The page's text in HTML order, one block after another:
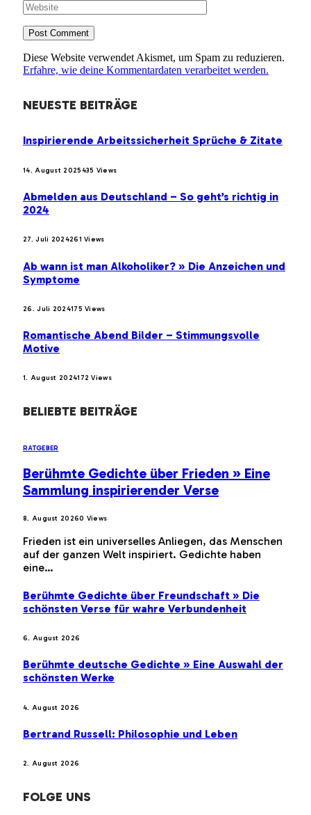
Diese Website verwendet Akismet, um Spam zu reduzieren.
Erfahre, wie deine Kommentardaten verarbeitet werden.
NEUESTE BEITRÄGE
Inspirierende Arbeitssicherheit Sprüche & Zitate
14. August 2025435 Views
Abmelden aus Deutschland – So geht’s richtig in
2024
27. Juli 2024261Views
Ab wann ist man Alkoholiker? » Die Anzeichen und
Symptome
26. Juli 2024175Views
Romantische Abend Bilder – Stimmungsvolle
Motive
1. August 2024172Views
BELIEBTE BEITRÄGE
RATGEBER
Berühmte Gedichte über Frieden » Eine
Sammlung inspirierender Verse
8. August 20260 Views
Frieden ist ein universelles Anliegen, das Menschen
auf der ganzen Welt inspiriert. Gedichte haben
eine…
Berühmte Gedichte über Freundschaft » Die
schönsten Verse für wahre Verbundenheit
6. August 2026
Berühmte deutsche Gedichte » Eine Auswahl der
schönsten Werke
4. August 2026
Bertrand Russell: Philosophie und Leben
2. August 2026
FOLGE UNS